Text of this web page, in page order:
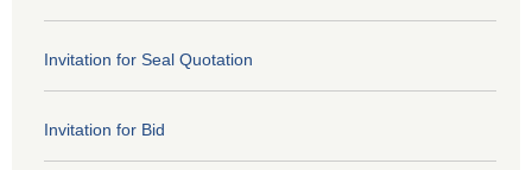
Invitation for Seal Quotation
Invitation for Bid